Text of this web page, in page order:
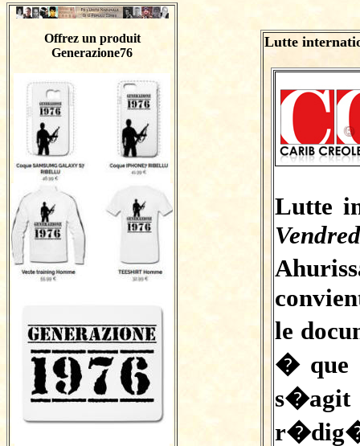
Offrez un produit
Generazione76
Lutte
Lutte
le
� que